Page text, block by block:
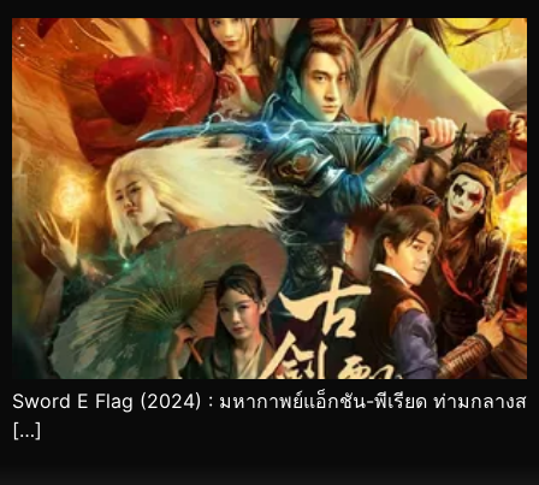
Sword E Flag (2024) : มหากาพย์แอ็กชัน-พีเรียด ท่ามกลางส
[…]